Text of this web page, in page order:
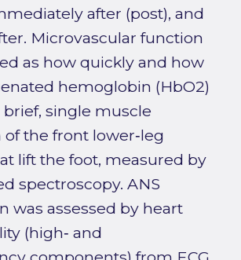
after (post), and
Microvascular function
as how quickly and how
hemoglobin (HbO2)
brief, single muscle
the front lower‑leg
lift the foot, measured by
spectroscopy. ANS
was assessed by heart
(high‑ and